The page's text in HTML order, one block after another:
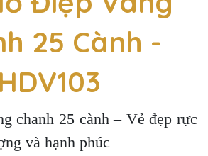
25 Cành -
HDV103
chanh 25 cành – Vẻ đẹp rực
và hạnh phúc